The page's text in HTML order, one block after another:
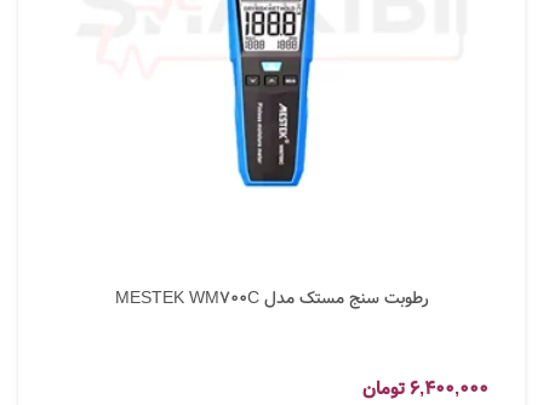
رطوبت سنج مستک مدل MESTEK WM700C
6,400,000تومان